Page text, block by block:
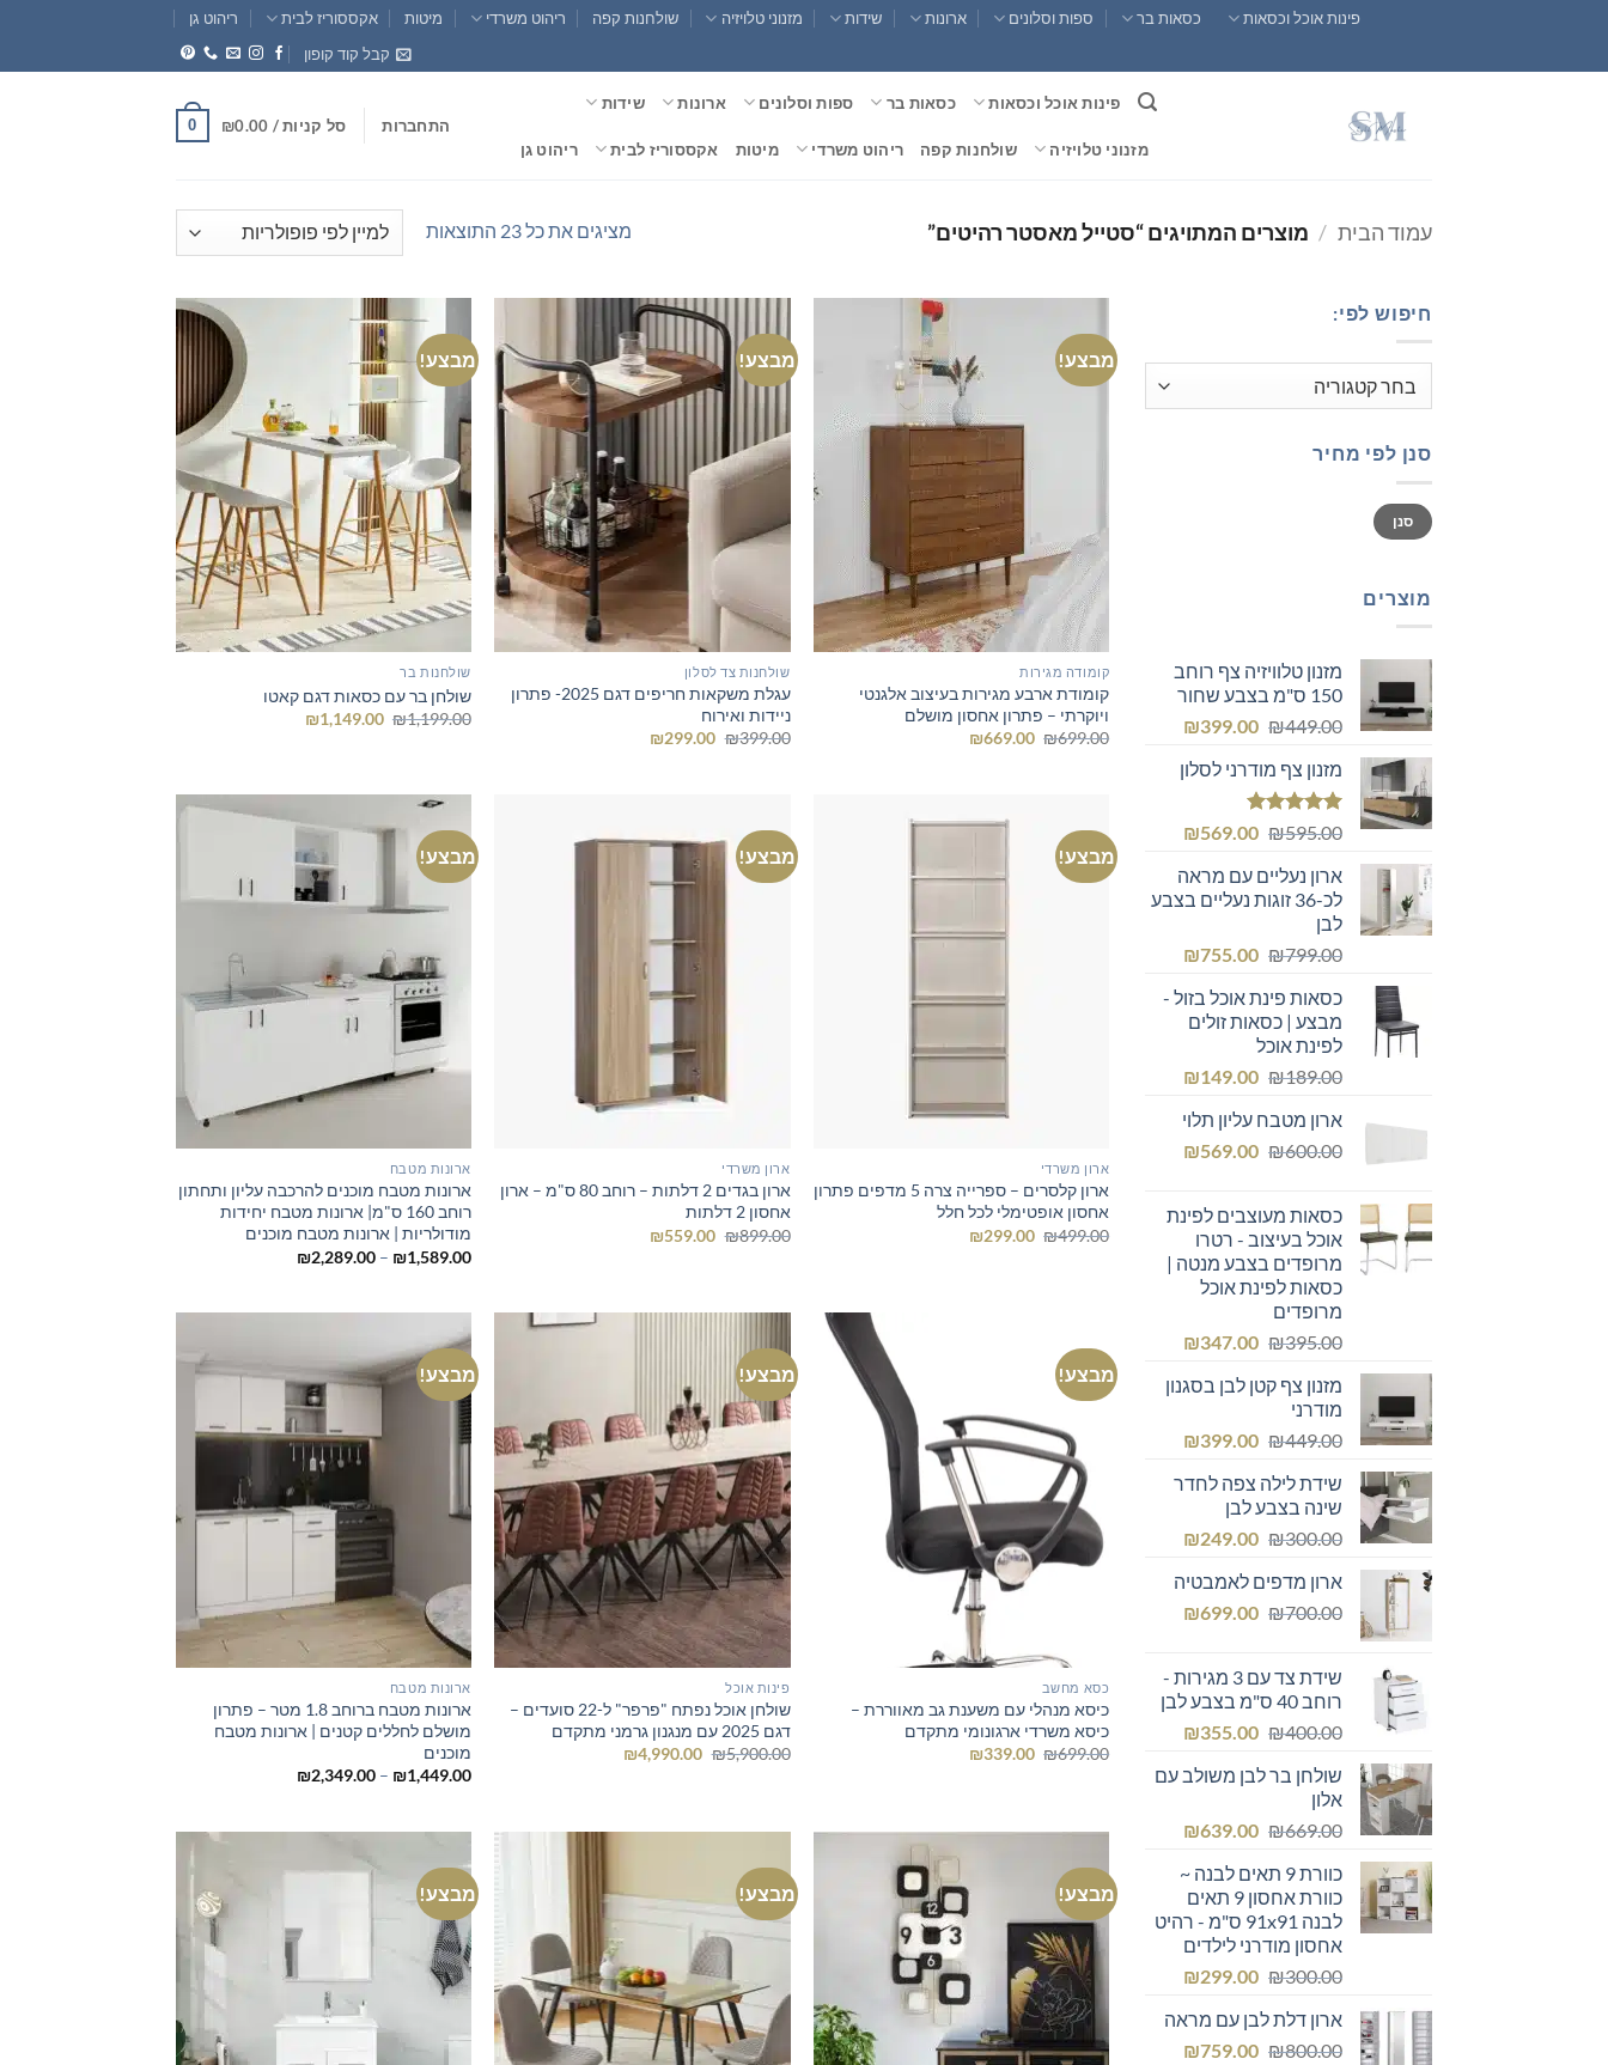
content
פינות אוכל וכסאות כסאות בר ספות וסלונים ארונות שידות מזנוני טלויזיה שולחנות קפה ריהוט משרדי מיטות אקססוריז לבית
ריהוט גן
קבל קוד קופון
פינות אוכל וכסאות כסאות בר ספות וסלונים ארונות שידות
מזנוני טלויזיה שולחנות קפה ריהוט משרדי מיטות אקססוריז לבית ריהוט גן
התחברות סל קניות / ₪0.00
0
עמוד הבית / מוצרים המתויגים “סטייל מאסטר רהיטים” מציגים את כל ⁦23⁩ התוצאות
ממוין
לפי
חיפוש לפי:
סנן לפי מחיר
מחיר
מינימלי
מחיר
מקסימלי
סנן
מוצרים
מזנון טלוויזיה צף רוחב
150 ס"מ בצבע שחור
₪449.00
המחיר
היה:
₪449.00.
₪399.00
המחיר
הוא:מזנון צף מודרני לסלון
דורג5.00
₪595.00
המחיר
היה:
₪595.00.
₪569.00
המחיר
הוא:
₪569.00.
ארון נעליים עם מראה
לכ-36 זוגות נעליים בצבע
לבן
₪799.00
המחיר
היה:
₪799.00.
₪755.00
המחיר
הוא:
כסאות פינת אוכל בזול -
מבצע | כסאות זולים
לפינת אוכל
₪189.00
המחיר
היה:
₪189.00.
₪149.00
המחיר
הוא:
₪149.00.
ארון מטבח עליון תלוי
₪600.00
המחיר
₪600.00.
₪569.00
המחיר
₪569.00.כסאות מעוצבים לפינת
אוכל בעיצוב - רטרו
מרופדים בצבע מנטה |
כסאות לפינת אוכל
מרופדים
₪395.00
המחיר
היה:
₪347.00
המחיר
הוא:
מזנון צף קטן לבן בסגנון
מודרני
₪449.00
המחיר
היה:
₪449.00.
₪399.00
המחיר
הוא:שידת לילה צפה לחדר
שינה בצבע לבן
₪300.00
המחיר
היה:
₪300.00.
₪249.00
המחיר
הוא:
₪249.00.
ארון מדפים לאמבטיה
₪700.00
המחיר
₪700.00.
₪699.00
המחיר
₪699.00.שידת צד עם 3 מגירות -
רוחב 40 ס"מ בצבע לבן
₪400.00
המחיר
היה:
₪355.00
המחיר
הוא:
שולחן בר לבן משולב עם
אלון
₪669.00
המחיר
היה:
₪669.00.
₪639.00
המחיר
הוא:
₪639.00.
כוורת 9 תאים לבנה ~
כוורת אחסון 9 תאים
לבנה 91x91 ס"מ - רהיט
אחסון מודרני לילדים
₪300.00
המחיר
היה:
₪300.00.
₪299.00
המחיר
הוא:
₪299.00.
ארון דלת לבן עם מראה
₪800.00
המחיר ₪759.00
המחיר
מבצע!
קומודה מגירות
קומודת ארבע מגירות בעיצוב אלגנטי
ויוקרתי – פתרון אחסון מושלם
₪699.00
המחיר ₪669.00
מבצע!
שולחנות צד לסלון
עגלת משקאות חריפים דגם 2025- פתרון
ניידות ואירוח
₪399.00
המחיר ₪299.00
המחיר
מבצע!
שולחנות בר
שולחן בר עם כסאות דגם קאטו
₪1,199.00
המחיר
₪1,149.00
מבצע!
ארון משרדי
ארון קלסרים – ספרייה צרה 5 מדפים פתרון
אחסון אופטימלי לכל חלל
₪499.00
המחיר ₪299.00
מבצע!
ארון משרדי
ארון בגדים 2 דלתות – רוחב 80 ס"מ – ארון
אחסון 2 דלתות
₪899.00
המחיר ₪559.00
המחיר
מבצע!
ארונות מטבח
ארונות מטבח מוכנים להרכבה עליון ותחתון
רוחב 160 ס"מ| ארונות מטבח יחידות
מודולריות | ארונות מטבח מוכנים
₪1,589.00
–
₪2,289.00
מבצע!
כסא מחשב
כיסא מנהלי עם משענת גב מאווררת –
כיסא משרדי ארגונומי מתקדם
₪699.00
המחיר ₪339.00
מבצע!
פינות אוכל
שולחן אוכל נפתח "פרפר" ל-22 סועדים –
דגם 2025 עם מנגנון גרמני מתקדם
₪5,900.00
המחיר
₪4,990.00
המחיר
מבצע!
ארונות מטבח
ארונות מטבח ברוחב 1.8 מטר – פתרון
מושלם לחללים קטנים | ארונות מטבח
מוכנים
₪1,449.00
–
₪2,349.00
מבצע! מבצע! מבצע!